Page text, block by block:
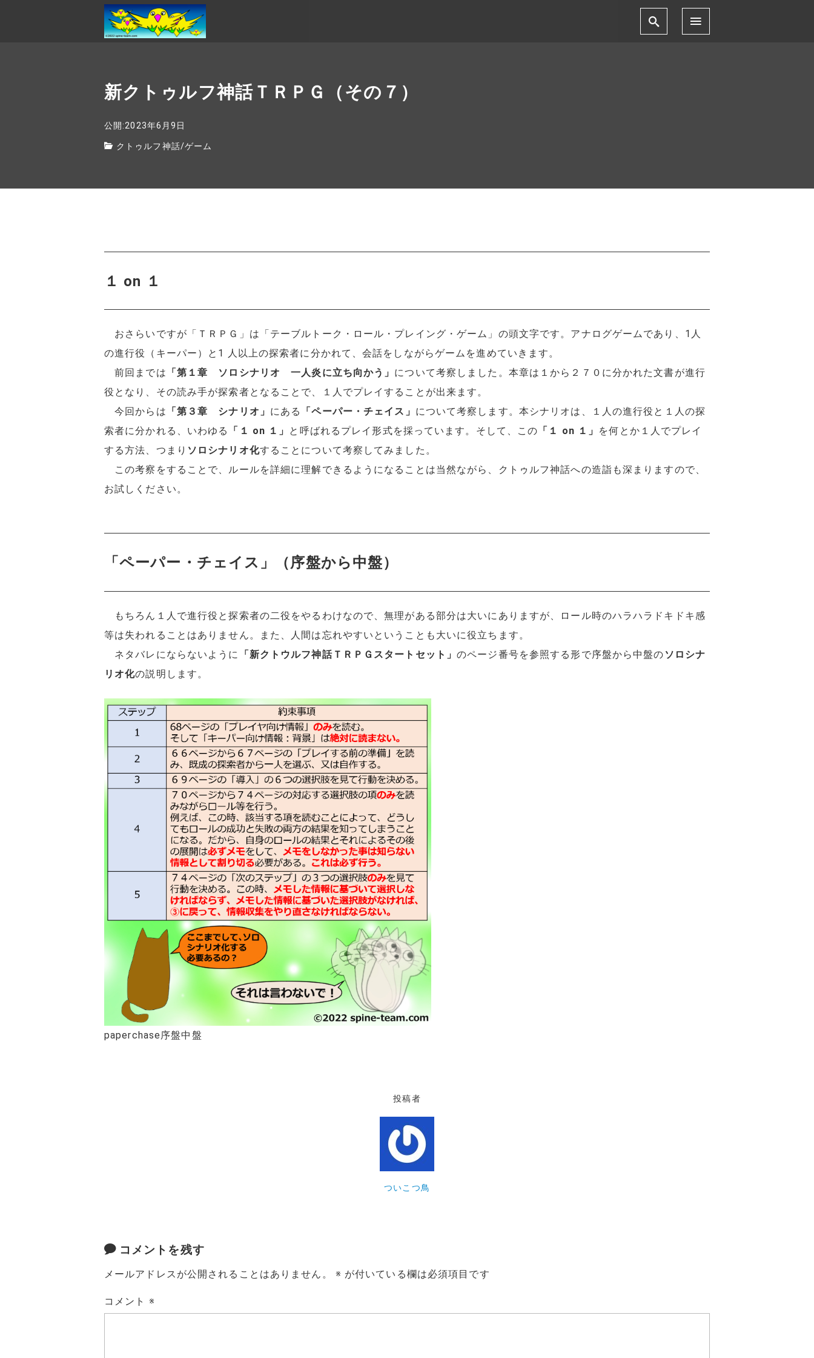
新クトゥルフ神話ＴＲＰＧ（その７）
公開:2023年6月9日
クトゥルフ神話/ゲーム
１ on １
おさらいですが「ＴＲＰＧ」は「テーブルトーク・ロール・プレイング・ゲーム」の頭文字です。アナログゲームであり、1人
の進行役（キーパー）と1 人以上の探索者に分かれて、会話をしながらゲームを進めていきます。
前回までは 「第１章 ソロシナリオ 一人炎に立ち向かう」 について考察しました。本章は１から２７０に分かれた文書が進行
役となり、その読み手が探索者となることで、１人でプレイすることが出来ます。
今回からは 「第３章 シナリオ」 にある 「ペーパー・チェイス」 について考察します。本シナリオは、１人の進行役と１人の探
索者に分かれる、いわゆる
「１ on １」 と呼ばれるプレイ形式を採っています。そして、この 「１ on １」 を何とか１人でプレイ
する方法、つまり ソロシナリオ化することについて考察してみました。
この考察をすることで、ルールを詳細に理解できるようになることは当然ながら、クトゥルフ神話への造詣も深まりますので、
お試しください。
「ペーパー・チェイス」（序盤から中盤）
もちろん１人で進行役と探索者の二役をやるわけなので、無理がある部分は大いにありますが、ロール時のハラハラドキドキ感
等は失われることはありません。また、人間は忘れやすいということも大いに役立ちます。
ネタバレにならないように
「新クトウルフ神話ＴＲＰＧスタートセット」のページ番号を参照する形で序盤から中盤の ソロシナ
リオ化の説明します。
paperchase序盤中盤
投稿者
ついこつ鳥
コメントを残す
メールアドレスが公開されることはありません。 ※ が付いている欄は必須項目です
コメント ※